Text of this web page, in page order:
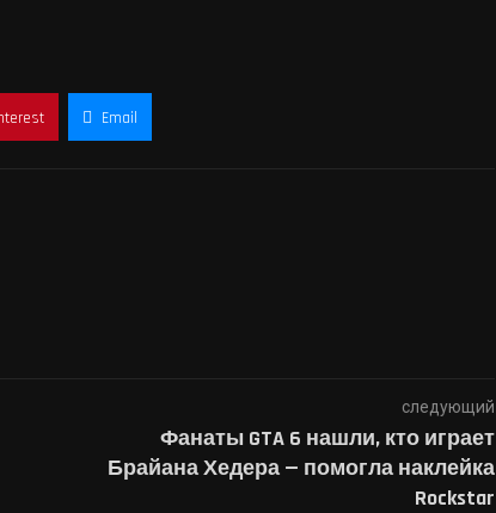
Email
следующий
Фанаты GTA 6 нашли, кто играет
Брайана Хедера — помогла наклейка
Rockstar